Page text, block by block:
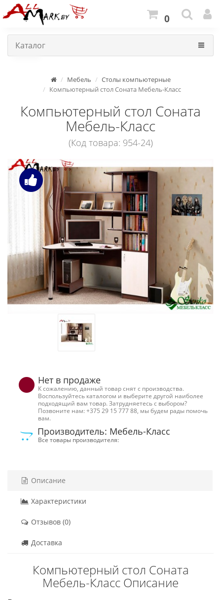
0
Каталог
Мебель
Столы компьютерные
Компьютерный стол Соната Мебель-Класс
Компьютерный стол Соната
Мебель-Класс
(Код товара: 954-24)
Нет в продаже
К сожалению, данный товар снят с производства.
Воспользуйтесь каталогом и выберите другой наиболее
подходящий вам товар. Затрудняетесь с выбором?
Позвоните нам: +375 29 15 777 88, мы будем рады помочь
вам.
Производитель: Мебель-Класс
Все товары производителя:
Описание
Характеристики
Отзывов (0)
Доставка
Компьютерный стол Соната
Мебель-Класс Описание